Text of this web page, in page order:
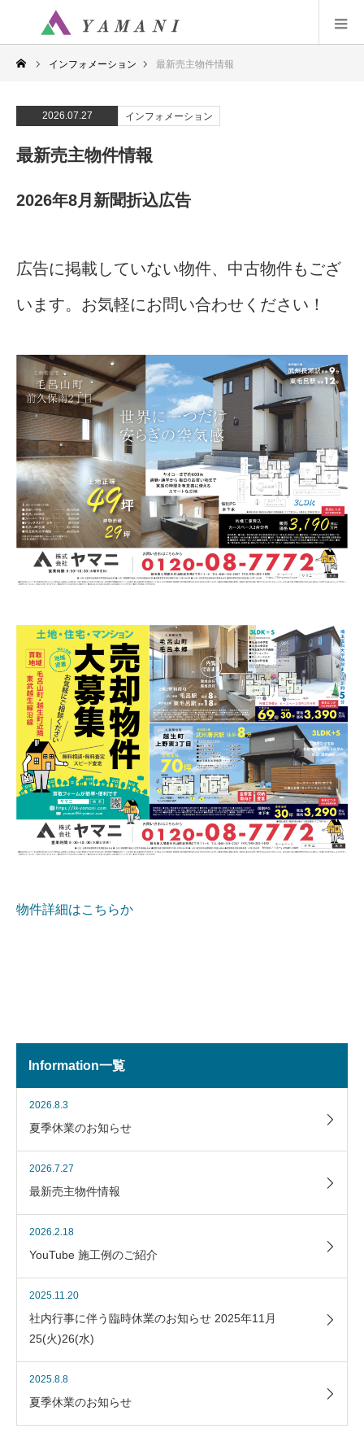
インフォメーション 最新売主物件情報
2026.07.27 インフォメーション
最新売主物件情報
2026年8月新聞折込広告
広告に掲載していない物件、中古物件もござ
います。お気軽にお問い合わせください！
物件詳細はこちらか
Information一覧
2026.8.3
夏季休業のお知らせ
2026.7.27
最新売主物件情報
2026.2.18
YouTube 施工例のご紹介
2025.11.20
社内行事に伴う臨時休業のお知らせ 2025年11月
25(火)26(水)
2025.8.8
夏季休業のお知らせ